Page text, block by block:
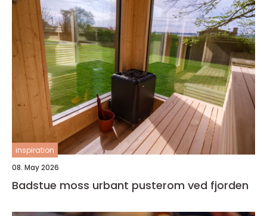
inspiration
08. May 2026
Badstue moss urbant pusterom ved fjorden